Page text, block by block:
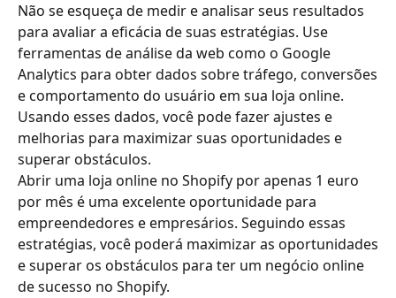
Não se esqueça de medir e analisar seus resultados
para avaliar a eficácia de suas estratégias. Use
ferramentas de análise da web como o Google
Analytics para obter dados sobre tráfego, conversões
e comportamento do usuário em sua loja online.
Usando esses dados, você pode fazer ajustes e
melhorias para maximizar suas oportunidades e
superar obstáculos.
Abrir uma loja online no Shopify por apenas 1 euro
por mês é uma excelente oportunidade para
empreendedores e empresários. Seguindo essas
estratégias, você poderá maximizar as oportunidades
e superar os obstáculos para ter um negócio online
de sucesso no Shopify.